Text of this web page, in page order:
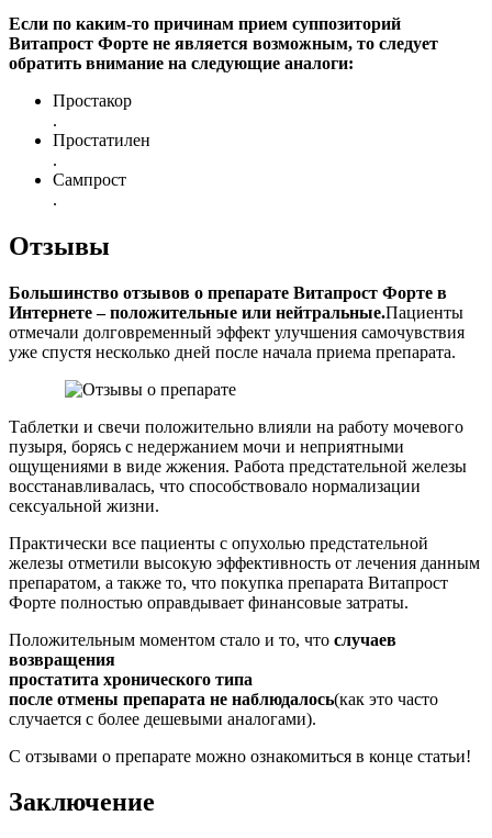
Если по каким-то причинам прием суппозиторий
Витапрост Форте не является возможным, то следует
обратить внимание на следующие аналоги:
Простакор
.
Простатилен
.
Сампрост
.
Отзывы
Большинство отзывов о препарате Витапрост Форте в
Интернете – положительные или нейтральные.Пациенты
отмечали долговременный эффект улучшения самочувствия
уже спустя несколько дней после начала приема препарата.
Таблетки и свечи положительно влияли на работу мочевого
пузыря, борясь с недержанием мочи и неприятными
ощущениями в виде жжения. Работа предстательной железы
восстанавливалась, что способствовало нормализации
сексуальной жизни.
Практически все пациенты с опухолью предстательной
железы отметили высокую эффективность от лечения данным
препаратом, а также то, что покупка препарата Витапрост
Форте полностью оправдывает финансовые затраты.
Положительным моментом стало и то, что случаев
возвращения
простатита хронического типа
после отмены препарата не наблюдалось(как это часто
случается с более дешевыми аналогами).
С отзывами о препарате можно ознакомиться в конце статьи!
Заключение